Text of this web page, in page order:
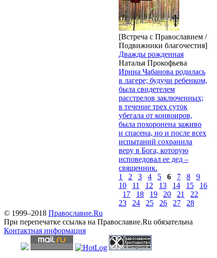
[Встреча с Православием /
Подвижники благочестия]
Дважды рожденная
Наталья Прокофьева
Ирина Чабанова родилась
в лагере; будучи ребенком,
была свидетелем
расстрелов заключенных;
в течение трех суток
убегала от конвоиров,
была похоронена заживо
и спасена, но и после всех
испытаний сохранила
веру в Бога, которую
исповедовал ее дед –
священник.
1
2 3 4 5 6 7 8
9
10
11 12 13 14 15
16
17
18 19 20 21
22
23
24 25 26 27
28
© 1999–2018 Православие.Ru
При перепечатке ссылка на Православие.Ru обязательна
Контактная информация